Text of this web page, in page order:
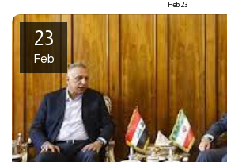
23
Feb
23
Feb